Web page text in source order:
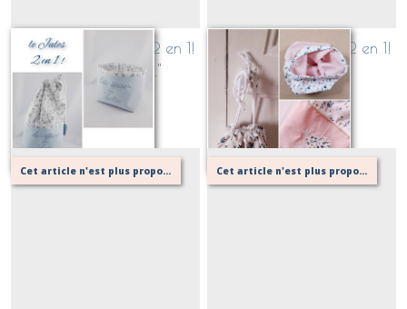
sac baluchon JULES 2 en 1!
"Les affaires de...."
Sur demande
sac baluchon JULES 2 en 1!
brodé dessin
Sur demande
Cet article n'est plus proposé, retournez au menu principal ou contactez moi! Cet article n'est plus proposé, retournez au menu principal ou contactez moi!